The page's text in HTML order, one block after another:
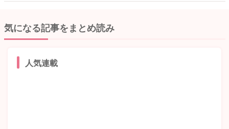
気になる記事をまとめ読み
人気連載